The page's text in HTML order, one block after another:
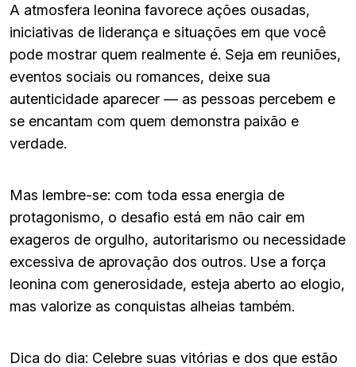
A atmosfera leonina favorece ações ousadas,
iniciativas de liderança e situações em que você
pode mostrar quem realmente é. Seja em reuniões,
eventos sociais ou romances, deixe sua
autenticidade aparecer — as pessoas percebem e
se encantam com quem demonstra paixão e
verdade.
Mas lembre-se: com toda essa energia de
protagonismo, o desafio está em não cair em
exageros de orgulho, autoritarismo ou necessidade
excessiva de aprovação dos outros. Use a força
leonina com generosidade, esteja aberto ao elogio,
mas valorize as conquistas alheias também.
Dica do dia: Celebre suas vitórias e dos que estão